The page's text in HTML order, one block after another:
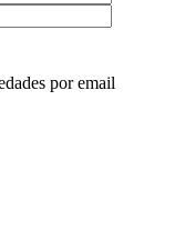
por email